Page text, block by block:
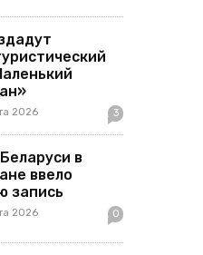
2026 3
в
ввело
запись
2026 0